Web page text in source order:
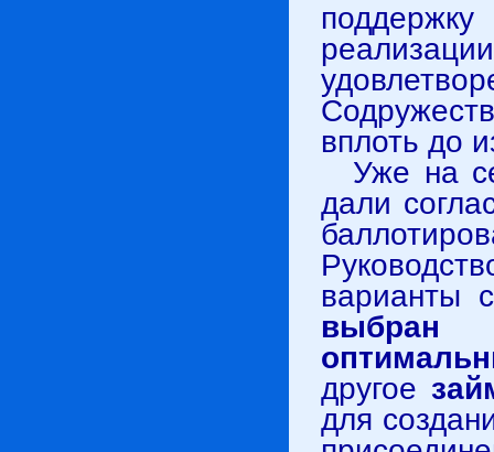
вплоть до
Уже на
дали
варианты
выбран
другое
для